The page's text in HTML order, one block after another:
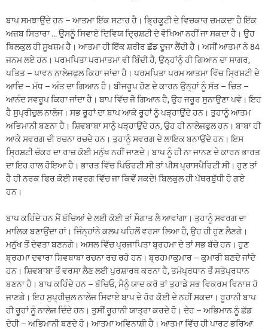
ਬਾਪ ਸਮਝਾਉਂਦੇ ਹਨ – ਆਤਮਾ ਇੱਕ ਸਟਾਰ ਹੈ। ਭ੍ਰਿਕੂਟੀ ਦੇ ਵਿਚਕਾਰ ਚਮਕਦਾ ਹੈ ਇੱਕ
ਅਜ਼ਬ ਸਿਤਾਰਾ … ਉਸਨੂੰ ਸਿਵਾਏ ਦਿਵਿਯ ਦ੍ਰਿਸ਼ਟੀ ਦੇ ਵੇਖਿਆ ਨਹੀਂ ਜਾ ਸਕਦਾ ਹੈ। ਉਹ
ਬਿਲਕੁਲ ਹੀ ਸੂਖਸ਼ਮ ਹੈ। ਆਤਮਾ ਹੀ ਇੱਕ ਸ਼ਰੀਰ ਛੱਡ ਦੂਜਾ ਲੈਂਦੀ ਹੈ। ਅਸੀਂ ਆਤਮਾ ਨੇ 84
ਜਨਮ ਲਏ ਹਨ। ਪਰਮਪਿਤਾ ਪਰਮਾਤਮਾ ਵੀ ਬਿੰਦੀ ਹੈ, ਉਨ੍ਹਾਂਨੂੰ ਹੀ ਗਿਆਨ ਦਾ ਸਾਗਰ,
ਪਤਿਤ – ਪਾਵਨ ਨਾਲੇਜਫੁਲ ਕਿਹਾ ਜਾਂਦਾ ਹੈ। ਪਰਮਪਿਤਾ ਪਰਮ ਆਤਮਾ ਵਿੱਚ ਸ੍ਰਿਸ਼ਟੀ ਦੇ
ਆਦਿ – ਮੱਧ – ਅੰਤ ਦਾ ਗਿਆਨ ਹੈ। ਬੀਜਰੂਪ ਹੋਣ ਦੇ ਕਾਰਨ ਉਨ੍ਹਾਂ ਨੂੰ ਸੱਤ – ਚਿਤ –
ਆਨੰਦ ਸਵਰੂਪ ਕਿਹਾ ਜਾਂਦਾ ਹੈ। ਬਾਪ ਵਿੱਚ ਜੋ ਗਿਆਨ ਹੈ, ਉਹ ਜਰੂਰ ਸੁਨਾਉਣਾ ਪਵੇ। ਇਹ
ਹੈ ਸੁਪ੍ਰੀਚੁਲ ਨਾਲੇਜ। ਸਭ ਰੂਹਾਂ ਦਾ ਬਾਪ ਆਕੇ ਰੂਹਾਂ ਨੂੰ ਪੜ੍ਹਾਉਂਦੇ ਹਨ। ਤੁਹਾਨੂੰ ਆਤਮ
ਅਭਿਮਾਨੀ ਬਣਨਾ ਹੈ। ਸ਼ਿਵਬਾਬਾ ਸਾਨੂੰ ਪੜ੍ਹਾਉਂਦੇ ਹਨ, ਉਹ ਹੀ ਨਾਲੇਜਫੁਲ ਹਨ। ਬਾਬਾ ਹੀ
ਆਕੇ ਸਵਰਗ ਦੀ ਰਚਨਾ ਰਚਦੇ ਹਨ। ਤੁਹਾਨੂੰ ਸਵਰਗ ਦੇ ਲਾਇਕ ਬਨਾਉਂਦੇ ਹਨ। ਇਸ
ਸ੍ਰਿਸ਼ਟੀ ਚੱਕਰ ਦਾ ਰਾਜ਼ ਕੋਈ ਮਨੁੱਖ ਨਹੀਂ ਜਾਣਦੇ। ਬਾਪ ਨੂੰ ਹੀ ਨਾ ਜਾਨਣ ਦੇ ਕਾਰਨ ਭਾਰਤ
ਦਾ ਇਹ ਹਾਲ ਹੋਇਆ ਹੈ। ਭਾਰਤ ਵਿੱਚ ਪਿਓਰਟੀ ਸੀ ਤਾਂ ਪੀਸ ਪ੍ਰਾਸਪੈਰਿਟੀ ਸੀ। ਹੁਣ ਤਾਂ
ਹੈ ਹੀ ਨਰਕ ਫਿਰ ਕੋਈ ਸਵਰਗ ਵਿੱਚ ਜਾ ਕਿਵੇਂ ਸਕਦੇ! ਬਿਲਕੁਲ ਹੀ ਪੱਥਰਬੁੱਧੀ ਹੋ ਗਏ
ਹਨ।
ਬਾਪ ਕਹਿੰਦੇ ਹਨ ਮੈਂ ਬੱਚਿਆਂ ਦੇ ਲਈ ਕੋਈ ਤਾਂ ਸੌਗਾਤ ਲੈ ਆਵਾਂਗਾ। ਤੁਹਾਨੂੰ ਸਵਰਗ ਦਾ
ਮਾਲਿਕ ਬਣਾਉਂਦਾ ਹਾਂ। ਜਿੰਨ੍ਹਾਂਨੇ ਕਲਪ ਪਹਿਲੋਂ ਵਰਸਾ ਲਿਆ ਹੈ, ਉਹ ਹੀ ਹੁਣ ਲੈਣਗੇ।
ਮਨੁੱਖ ਤੋਂ ਦੇਵਤਾ ਬਣਨਗੇ। ਅਸਲ ਵਿੱਚ ਪ੍ਰਜਾਪਿਤਾ ਬ੍ਰਹਮਾ ਦੇ ਤਾਂ ਸਭ ਬੱਚੇ ਹਨ। ਹੁਣ
ਬ੍ਰਹਮਾ ਦਵਾਰਾ ਸ਼ਿਵਬਾਬਾ ਰਚਨਾ ਰਚ ਰਹੇ ਹਨ। ਬ੍ਰਹਮਾਕੁਮਾਰ – ਕੁਮਾਰੀ ਬਣਦੇ ਜਾਂਦੇ
ਹਨ। ਸ਼ਿਵਬਾਬਾ ਤੋੰ ਵਰਸਾ ਲੈਣ ਲਈ ਪੁਰਸ਼ਾਰਥ ਕਰਨਾ ਹੈ, ਤਮੋਪ੍ਰਧਾਨ ਤੋੰ ਸਤੋਪ੍ਰਧਾਨ
ਬਣਨਾ ਹੈ। ਬਾਪ ਕਹਿੰਦੇ ਹਨ – ਬੱਚਿਓ, ਮੈਨੂੰ ਯਾਦ ਕਰੋ ਤਾਂ ਤੁਹਾਡੇ ਸਭ ਵਿਕਰਮ ਵਿਨਾਸ਼ ਹੋ
ਜਾਣਗੇ। ਇਹ ਸੁਪ੍ਰੀਚੁਲ ਨਾਲੇਜ ਸਿਵਾਏ ਬਾਪ ਦੇ ਹੋਰ ਕੋਈ ਦੇ ਨਹੀਂ ਸਕਦਾ। ਰੂਹਾਨੀ ਬਾਪ
ਹੀ ਰੂਹਾਂ ਨੂੰ ਨਾਲੇਜ ਦਿੰਦੇ ਹਨ। ਤੁਸੀਂ ਰੂਹਾਨੀ ਯਾਤ੍ਰਾ ਕਰਦੇ ਹੋ। ਦੇਹ – ਅਭਿਮਾਨ ਨੂੰ ਛੱਡ
ਦੇਹੀ – ਅਭਿਮਾਨੀ ਬਣਦੇ ਹੋ। ਆਤਮਾ ਅਵਿਨਾਸ਼ੀ ਹੈ। ਆਤਮਾ ਵਿੱਚ ਹੀ ਪਾਰਟ ਭਰਿਆ